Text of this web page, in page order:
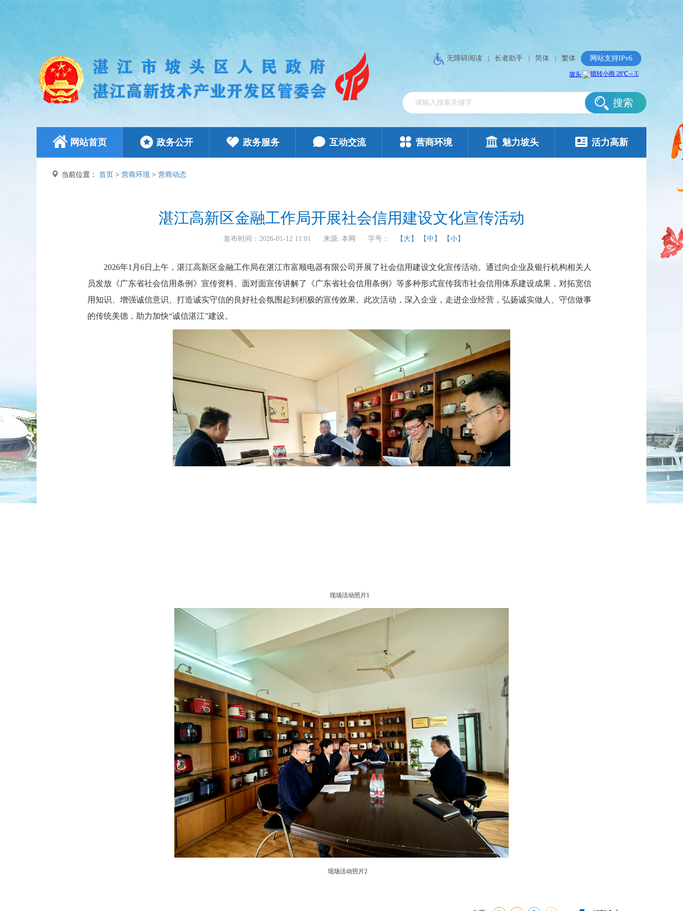
无障碍阅读 长者助手 简体 繁体 网站支持IPv6
搜索
网站首页 政务公开 政务服务 互动交流 营商环境 魅力坡头 活力高新
当前位置： 首页 > 营商环境 > 营商动态
湛江高新区金融工作局开展社会信用建设文化宣传活动
发布时间：2026-01-12 11:01 来源: 本网 字号： 【大】 【中】 【小】
2026年1月6日上午，湛江高新区金融工作局在湛江市富顺电器有限公司开展了社会信用建设文化宣传活动。通过向企业及银行机构相关人
员发放《广东省社会信用条例》宣传资料、面对面宣传讲解了《广东省社会信用条例》等多种形式宣传我市社会信用体系建设成果，对拓宽信
用知识、增强诚信意识、打造诚实守信的良好社会氛围起到积极的宣传效果。此次活动，深入企业，走进企业经营，弘扬诚实做人、守信做事
的传统美德，助力加快“诚信湛江”建设。
现场活动照片1
现场活动照片2